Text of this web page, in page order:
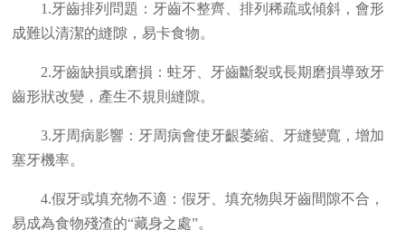
1.牙齒排列問題：牙齒不整齊、排列稀疏或傾斜，會形
成難以清潔的縫隙，易卡食物。
2.牙齒缺損或磨損：蛀牙、牙齒斷裂或長期磨損導致牙
齒形狀改變，產生不規則縫隙。
3.牙周病影響：牙周病會使牙齦萎縮、牙縫變寬，增加
塞牙機率。
4.假牙或填充物不適：假牙、填充物與牙齒間隙不合，
易成為食物殘渣的“藏身之處”。